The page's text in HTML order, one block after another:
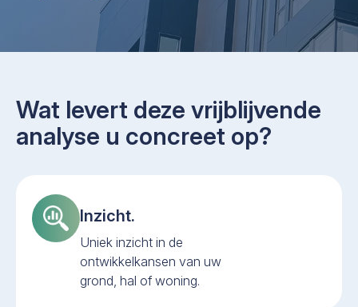
Wat levert deze vrijblijvende
analyse u concreet op?
Inzicht.
Uniek inzicht in de
ontwikkelkansen van uw
grond, hal of woning.